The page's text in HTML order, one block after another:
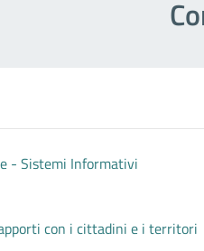
- Sistemi Informativi
con i cittadini e i territori